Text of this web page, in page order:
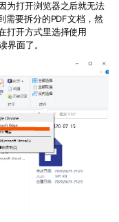
为打开浏览器之后就无法
需要拆分的PDF文档，然
打开方式里选择使用
界面了。